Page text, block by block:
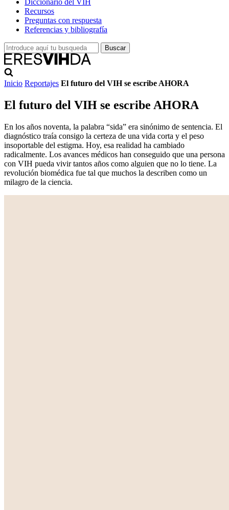
Diccionario del VIH
Recursos
Preguntas con respuesta
Referencias y bibliografía
Inicio Reportajes El futuro del VIH se escribe AHORA
El futuro del VIH se escribe AHORA
En los años noventa, la palabra “sida” era sinónimo de sentencia. El
diagnóstico traía consigo la certeza de una vida corta y el peso
insoportable del estigma. Hoy, esa realidad ha cambiado
radicalmente. Los avances médicos han conseguido que una persona
con VIH pueda vivir tantos años como alguien que no lo tiene. La
revolución biomédica fue tal que muchos la describen como un
milagro de la ciencia.